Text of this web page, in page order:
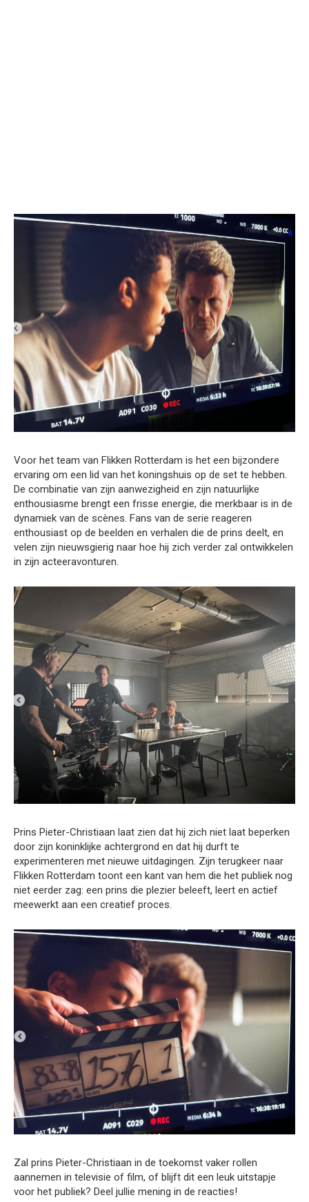
Voor het team van Flikken Rotterdam is het een bijzondere
ervaring om een lid van het koningshuis op de set te hebben.
De combinatie van zijn aanwezigheid en zijn natuurlijke
enthousiasme brengt een frisse energie, die merkbaar is in de
dynamiek van de scènes. Fans van de serie reageren
enthousiast op de beelden en verhalen die de prins deelt, en
velen zijn nieuwsgierig naar hoe hij zich verder zal ontwikkelen
in zijn acteeravonturen.
Prins Pieter-Christiaan laat zien dat hij zich niet laat beperken
door zijn koninklijke achtergrond en dat hij durft te
experimenteren met nieuwe uitdagingen. Zijn terugkeer naar
Flikken Rotterdam toont een kant van hem die het publiek nog
niet eerder zag: een prins die plezier beleeft, leert en actief
meewerkt aan een creatief proces.
Zal prins Pieter-Christiaan in de toekomst vaker rollen
aannemen in televisie of film, of blijft dit een leuk uitstapje
voor het publiek? Deel jullie mening in de reacties!